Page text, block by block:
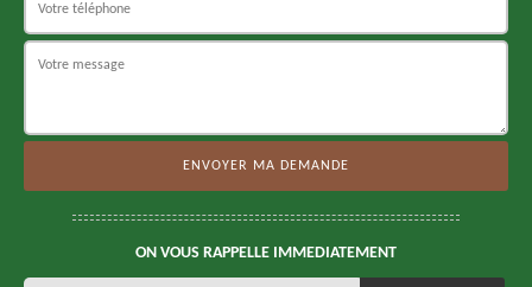
ON VOUS RAPPELLE IMMEDIATEMENT